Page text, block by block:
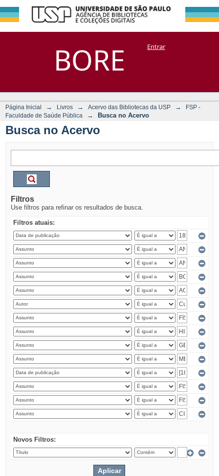
BORE
Busca no Acervo
DSpace/Manakin + CoriscoEntrar
Página Inicial → Livros → Acervo das Bibliotecas da USP →
FSP -
Faculdade de Saúde Pública
→ Busca no Acervo
Busca no Acervo
Filtros
Use filtros para refinar os resultados de busca.
Filtros atuais:
Novos Filtros: